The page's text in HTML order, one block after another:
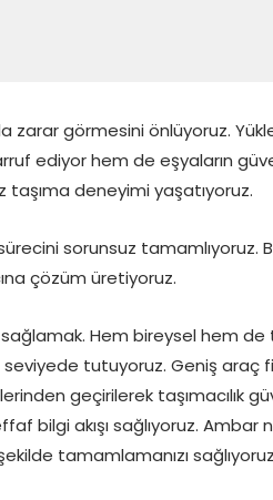
zarar görmesini önlüyoruz.
ediyor hem de eşyaların
taşıma deneyimi yaşatıyoruz.
sorunsuz tamamlıyoruz.
çözüm üretiyoruz.
sağlamak. Hem bireysel hem de
tutuyoruz. Geniş araç
geçirilerek taşımacılık
bilgi akışı sağlıyoruz. Ambar
tamamlamanızı